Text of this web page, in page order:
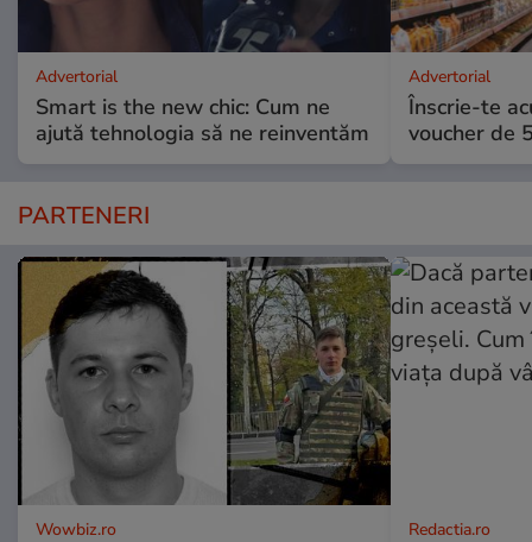
Advertorial
Smart is the new chic: Cum ne
ajută tehnologia să ne reinventăm
Advertorial
Înscrie-te
voucher de
PARTENERI
Wowbiz.ro Redactia.ro